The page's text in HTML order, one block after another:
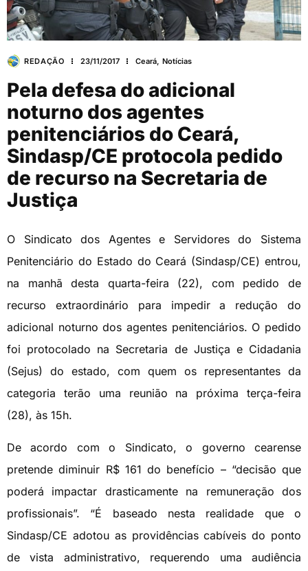
REDAÇÃO 23/11/2017 Ceará, Notícias
Pela defesa do adicional
noturno dos agentes
penitenciários do Ceará,
Sindasp/CE protocola pedido
de recurso na Secretaria de
Justiça
O Sindicato dos Agentes e Servidores do Sistema
Penitenciário do Estado do Ceará (Sindasp/CE) entrou,
na manhã desta quarta-feira (22), com pedido de
recurso extraordinário para impedir a redução do
adicional noturno dos agentes penitenciários. O pedido
foi protocolado na Secretaria de Justiça e Cidadania
(Sejus) do estado, com quem os representantes da
categoria terão uma reunião na próxima terça-feira
(28), às 15h.
De acordo com o Sindicato, o governo cearense
pretende diminuir R$ 161 do benefício – “decisão que
poderá impactar drasticamente na remuneração dos
profissionais”. “É baseado nesta realidade que o
Sindasp/CE adotou as providências cabíveis do ponto
de vista administrativo, requerendo uma audiência